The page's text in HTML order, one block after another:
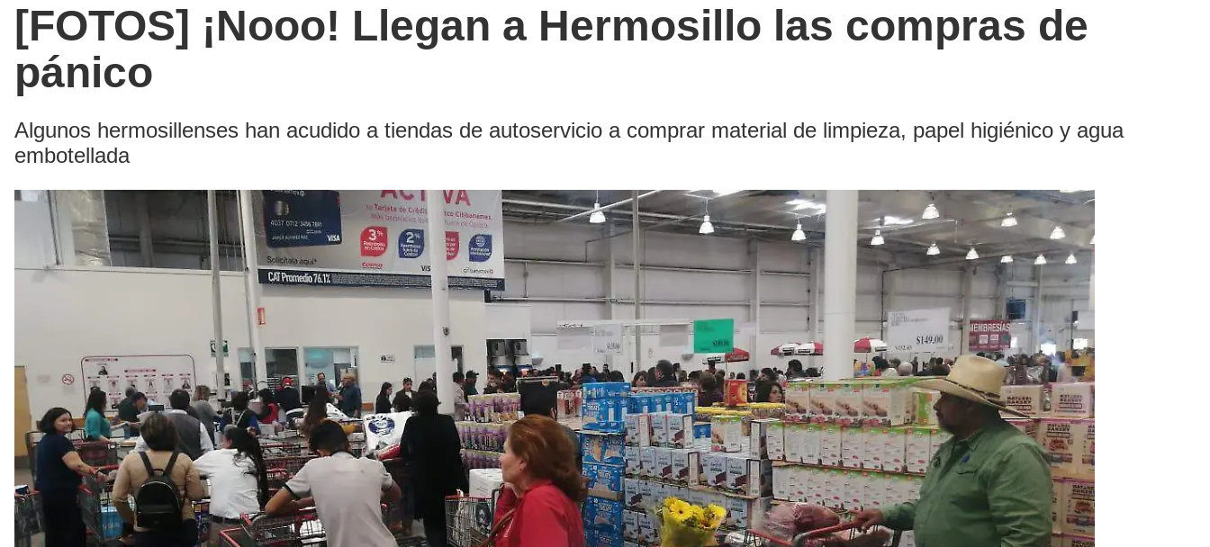
[FOTOS] ¡Nooo! Llegan a Hermosillo las compras de
pánico
Algunos hermosillenses han acudido a tiendas de autoservicio a comprar material de limpieza, papel higiénico y agua
embotellada